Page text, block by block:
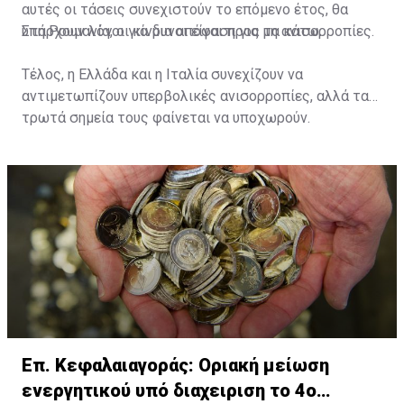
αυτές οι τάσεις συνεχιστούν το επόμενο έτος, θα
υπάρχουν λόγοι για μια απόφαση για μη ανισορροπίες.
Στη Ρουμανία, οι κίνδυνοι είναι προς τα κάτω.
Τέλος, η Ελλάδα και η Ιταλία συνεχίζουν να
αντιμετωπίζουν υπερβολικές ανισορροπίες, αλλά τα
τρωτά σημεία τους φαίνεται να υποχωρούν.
Επ. Κεφαλαιαγοράς: Οριακή μείωση
ενεργητικού υπό διαχειριση το 4ο